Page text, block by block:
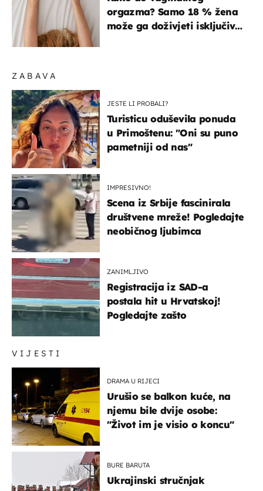
VIJESTI
DRAMA U RIJECI
Urušio se balkon kuće, na
njemu bile dvije osobe:
"Život im je visio o koncu"
BURE BARUTA
Ukrajinski stručnjak
ZABAVA
JESTE LI PROBALI?
Turisticu oduševila ponuda
u Primoštenu: "Oni su puno
pametniji od nas"
IMPRESIVNO!
Scena iz Srbije fascinirala
društvene mreže! Pogledajte
neobičnog ljubimca
ZANIMLJIVO
Registracija iz SAD-a
postala hit u Hrvatskoj!
Pogledajte zašto
orgazma? Samo 18 % žena
može ga doživjeti isključivo